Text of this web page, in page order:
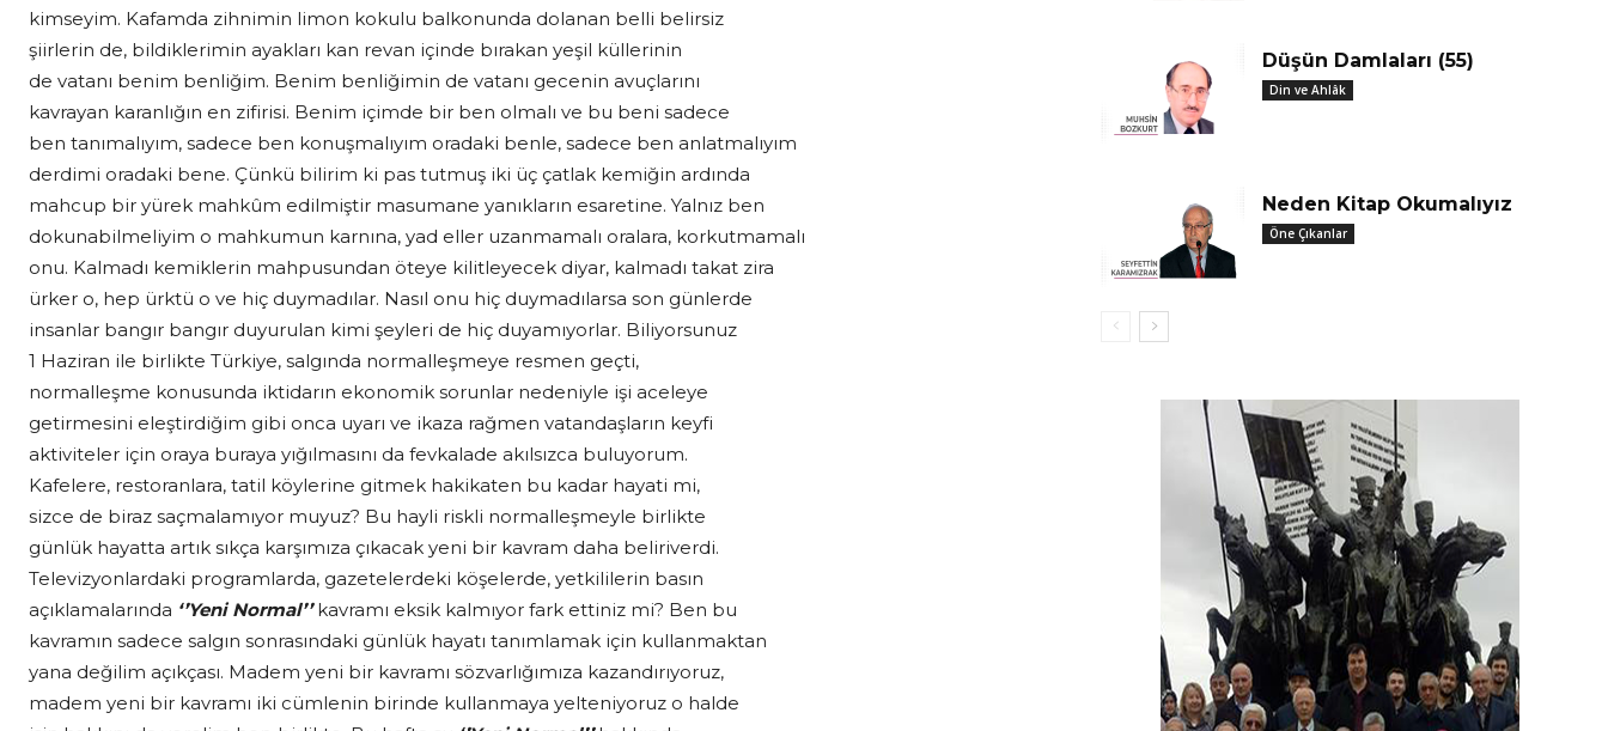
kimseyim. Kafamda zihnimin limon kokulu balkonunda dolanan belli belirsiz
şiirlerin de, bildiklerimin ayakları kan revan içinde bırakan yeşil küllerinin
de vatanı benim benliğim. Benim benliğimin de vatanı gecenin avuçlarını
kavrayan karanlığın en zifirisi. Benim içimde bir ben olmalı ve bu beni sadece
ben tanımalıyım, sadece ben konuşmalıyım oradaki benle, sadece ben anlatmalıyım
derdimi oradaki bene. Çünkü bilirim ki pas tutmuş iki üç çatlak kemiğin ardında
mahcup bir yürek mahkûm edilmiştir masumane yanıkların esaretine. Yalnız ben
dokunabilmeliyim o mahkumun karnına, yad eller uzanmamalı oralara, korkutmamalı
onu. Kalmadı kemiklerin mahpusundan öteye kilitleyecek diyar, kalmadı takat zira
ürker o, hep ürktü o ve hiç duymadılar. Nasıl onu hiç duymadılarsa son günlerde
insanlar bangır bangır duyurulan kimi şeyleri de hiç duyamıyorlar. Biliyorsunuz
1 Haziran ile birlikte Türkiye, salgında normalleşmeye resmen geçti,
normalleşme konusunda iktidarın ekonomik sorunlar nedeniyle işi aceleye
getirmesini eleştirdiğim gibi onca uyarı ve ikaza rağmen vatandaşların keyfi
aktiviteler için oraya buraya yığılmasını da fevkalade akılsızca buluyorum.
Kafelere, restoranlara, tatil köylerine gitmek hakikaten bu kadar hayati mi,
sizce de biraz saçmalamıyor muyuz? Bu hayli riskli normalleşmeyle birlikte
günlük hayatta artık sıkça karşımıza çıkacak yeni bir kavram daha beliriverdi.
Televizyonlardaki programlarda, gazetelerdeki köşelerde, yetkililerin basın
açıklamalarında ‘’Yeni Normal’’kavramı eksik kalmıyor fark ettiniz mi? Ben bu
kavramın sadece salgın sonrasındaki günlük hayatı tanımlamak için kullanmaktan
yana değilim açıkçası. Madem yeni bir kavramı sözvarlığımıza kazandırıyoruz,
madem yeni bir kavramı iki cümlenin birinde kullanmaya yelteniyoruz o halde
Düşün Damlaları (55)
Din ve Ahlâk
Neden Kitap Okumalıyız
Öne Çıkanlar